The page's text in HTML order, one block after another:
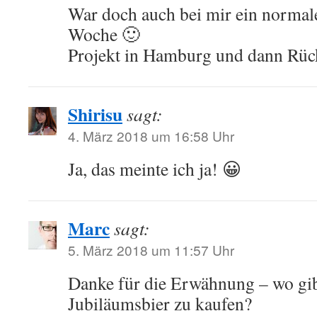
War doch auch bei mir ein
Woche 🙂
Projekt in Hamburg und dann
Shirisusagt:
4. März 2018 um 16:58 Uhr
Ja, das meinte ich ja! 😀
Marcsagt:
5. März 2018 um 11:57 Uhr
Danke für die Erwähnung – wo
Jubiläumsbier zu kaufen?